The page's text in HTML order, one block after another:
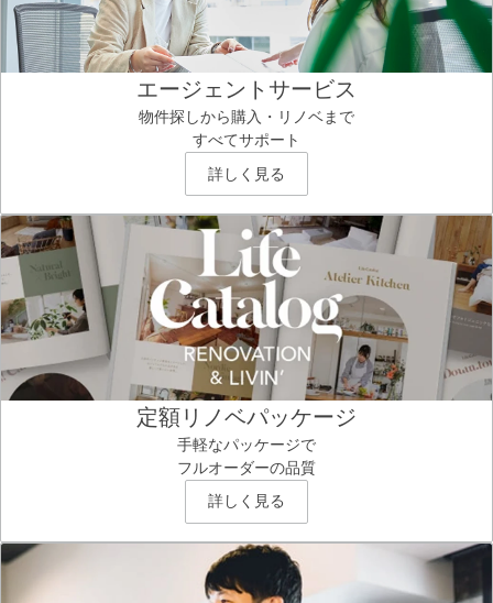
エージェントサービス
物件探しから購入・リノベまで
すべてサポート
詳しく見る
定額リノベパッケージ
手軽なパッケージで
フルオーダーの品質
詳しく見る